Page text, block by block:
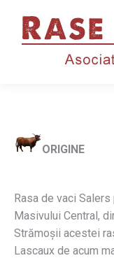
ORIGINE
Rasa de vaci
Masivului Central,
Strămoșii acestei
Lascaux de acum